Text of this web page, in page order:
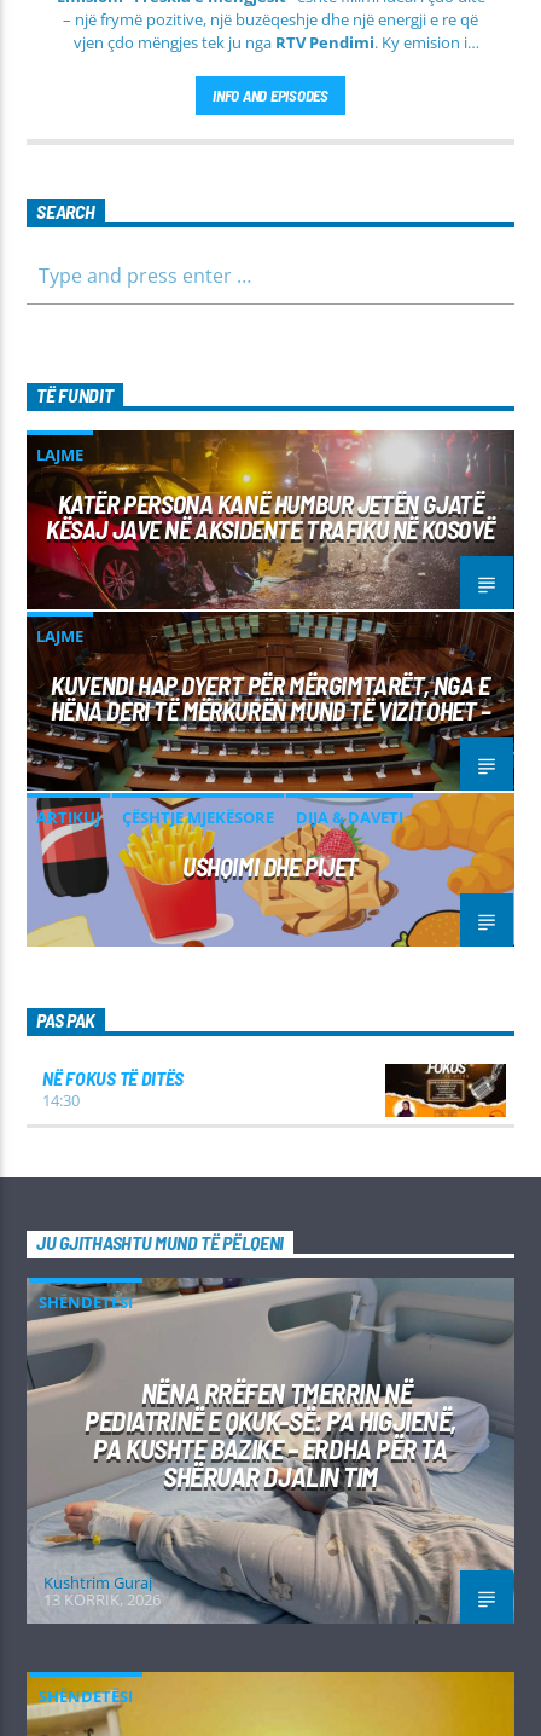
– një frymë pozitive, një buzëqeshje dhe një energji e re që
vjen çdo mëngjes tek ju nga RTV Pendimi. Ky emision i
informues dhe më të ngrohtë, duke ju shoqëruar në orët e
para të ditës me përmbajtje të larmishme dhe të dobishme
për të gjithë familjen.
INFO AND EPISODES
SEARCH
TË FUNDIT
LAJME
KATËR PERSONA KANË HUMBUR JETËN GJATË
KËSAJ JAVE NË AKSIDENTE TRAFIKU NË KOSOVË
LAJME
KUVENDI HAP DYERT PËR MËRGIMTARËT, NGA E
HËNA DERI TË MËRKURËN MUND TË VIZITOHET –
ARTIKUJ ÇËSHTJE MJEKËSORE DIJA & DAVETI
USHQIMI DHE PIJET
PAS PAK
NË FOKUS TË DITËS
14:30
JU GJITHASHTU MUND TË PËLQENI
SHËNDETËSI
NËNA RRËFEN TMERRIN NË
PEDIATRINË E QKUK-SË: PA HIGJIENË,
PA KUSHTE BAZIKE – ERDHA PËR TA
SHËRUAR DJALIN TIM
Kushtrim Guraj
13 KORRIK, 2026
SHËNDETËSI